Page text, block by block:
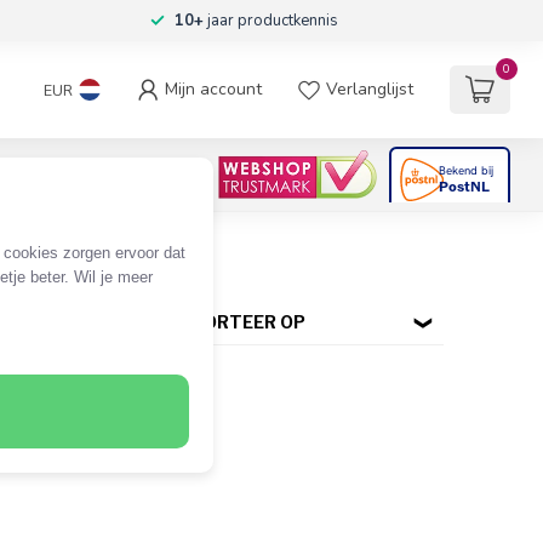
zorgen ervoor dat
beter. Wil je meer
10+jaar productkennis
EUR Mijn account Verlanglijst
0
SORTEER OP